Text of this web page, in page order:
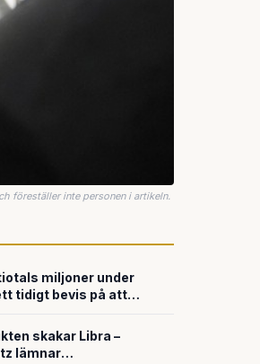
föreställer inte personen i artikeln.
miljoner under
tidigt bevis på att
skakar Libra –
lämnar